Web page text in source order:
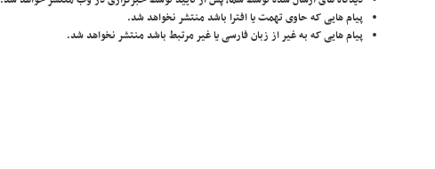
پیام هایی که حاوی تهمت یا افترا باشد منتشر نخواهد شد.
پیام هایی که به غیر از زبان فارسی یا غیر مرتبط باشد منتشر نخواهد شد.